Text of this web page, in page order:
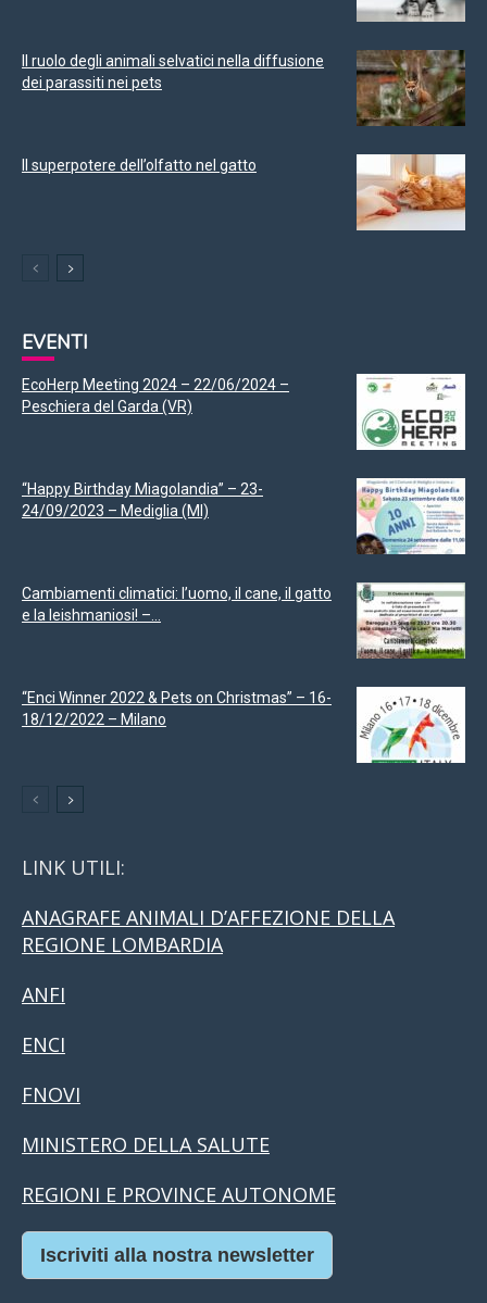
Il ruolo degli animali selvatici nella diffusione
dei parassiti nei pets
Il superpotere dell’olfatto nel gatto
EVENTI
EcoHerp Meeting 2024 – 22/06/2024 –
Peschiera del Garda (VR)
“Happy Birthday Miagolandia” – 23-
24/09/2023 – Mediglia (MI)
Cambiamenti climatici: l’uomo, il cane, il gatto
e la leishmaniosi! –...
“Enci Winner 2022 & Pets on Christmas” – 16-
18/12/2022 – Milano
LINK UTILI:
ANAGRAFE ANIMALI D’AFFEZIONE DELLA
REGIONE LOMBARDIA
ANFI
ENCI
FNOVI
MINISTERO DELLA SALUTE
REGIONI E PROVINCE AUTONOME
Iscriviti alla nostra newsletter